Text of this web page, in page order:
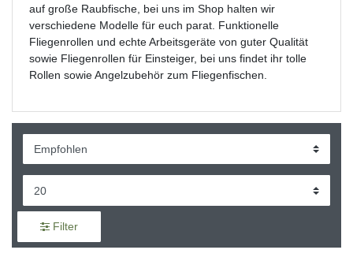
auf große Raubfische, bei uns im Shop halten wir
verschiedene Modelle für euch parat. Funktionelle
Fliegenrollen und echte Arbeitsgeräte von guter Qualität
sowie Fliegenrollen für Einsteiger, bei uns findet ihr tolle
Rollen sowie Angelzubehör zum Fliegenfischen.
Filter